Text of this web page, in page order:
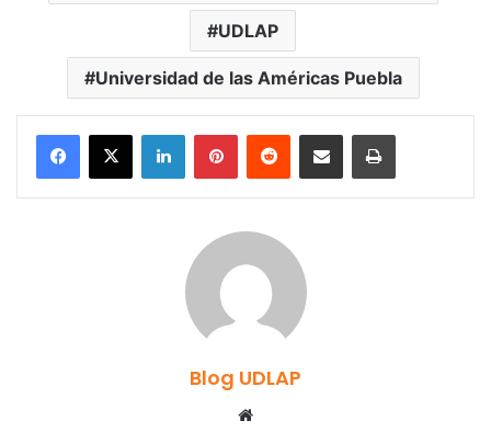
UDLAP
Universidad de las Américas Puebla
LinkedInPinterestReddit Share via Email Print
Blog UDLAP